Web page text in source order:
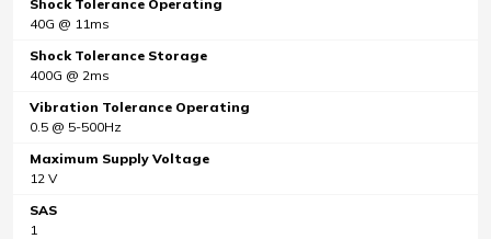
Shock Tolerance Operating
40G @ 11ms
Shock Tolerance Storage
400G @ 2ms
Vibration Tolerance Operating
0.5 @ 5-500Hz
Maximum Supply Voltage
12 V
SAS
1